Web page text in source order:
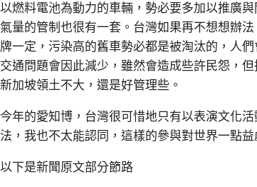
以燃料電池為動力的車輛，勢必要多加以推廣
氣量的管制也很有一套。台灣如果再不想想辦
牌一定，污染高的舊車勢必都是被淘汰的，人
交通問題會因此減少，雖然會造成些許民怨，
新加坡領土不大，還是好管理些。
今年的愛知博，台灣很可惜地只有以表演文化
法，我也不太能認同，這樣的參與對世界一點
以下是新聞原文部分節路